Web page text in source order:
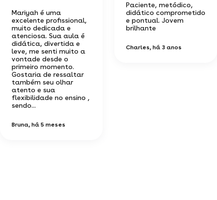
Mariyah é uma
excelente profissional,
muito dedicada e
atenciosa. Sua aula é
didática, divertida e
leve, me senti muito a
vontade desde o
primeiro momento.
Gostaria de ressaltar
também seu olhar
atento e sua
flexibilidade no ensino ,
sendo...
Bruna, há 5 meses
Paciente, metódico,
didático comprometido
e pontual. Jovem
brilhante
Charles, há 3 anos